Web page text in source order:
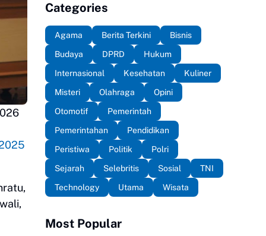
Categories
Agama Berita Terkini
Bisnis
Budaya
DPRD
Hukum
Internasional
Kesehatan
Kuliner
Misteri
Olahraga
Opini
Otomotif
Pemerintah
Pemerintahan
Pendidikan
Peristiwa
Politik
Polri
Sejarah
Selebritis Sosial
TNI
Technology
Utama Wisata
Most Popular